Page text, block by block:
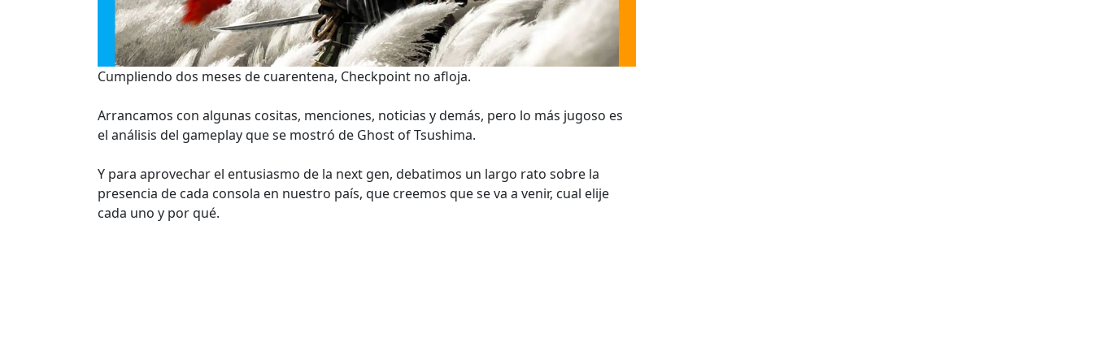
Cumpliendo dos meses de cuarentena, Checkpoint no afloja.
Arrancamos con algunas cositas, menciones, noticias y demás, pero lo más jugoso es
el análisis del gameplay que se mostró de Ghost of Tsushima.
Y para aprovechar el entusiasmo de la next gen, debatimos un largo rato sobre la
presencia de cada consola en nuestro país, que creemos que se va a venir, cual elije
cada uno y por qué.